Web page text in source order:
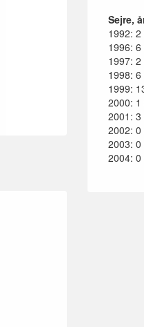
Sejre,
1992:
1996:
1997:
1998:
1999:
2000: 1
2001: 3
2002: 0
2003: 0
2004: 0